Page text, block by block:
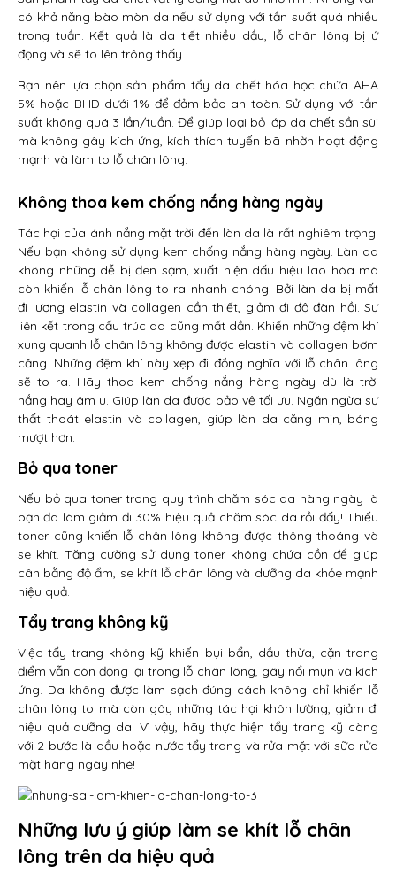
có khả năng bào mòn da nếu sử dụng với tần suất quá nhiều
trong tuần. Kết quả là da tiết nhiều dầu, lỗ chân lông bị ứ
đọng và sẽ to lên trông thấy.
Bạn nên lựa chọn sản phẩm tẩy da chết hóa học chứa AHA
5% hoặc BHD dưới 1% để đảm bảo an toàn. Sử dụng với tần
suất không quá 3 lần/tuần. Để giúp loại bỏ lớp da chết sần sùi
mà không gây kích ứng, kích thích tuyến bã nhờn hoạt động
mạnh và làm to lỗ chân lông.
Không thoa kem chống nắng hàng ngày
Tác hại của ánh nắng mặt trời đến làn da là rất nghiêm trọng.
Nếu bạn không sử dụng kem chống nắng hàng ngày. Làn da
không những dễ bị đen sạm, xuất hiện dấu hiệu lão hóa mà
còn khiến lỗ chân lông to ra nhanh chóng. Bởi làn da bị mất
đi lượng elastin và collagen cần thiết, giảm đi độ đàn hồi. Sự
liên kết trong cấu trúc da cũng mất dần. Khiến những đệm khí
xung quanh lỗ chân lông không được elastin và collagen bơm
căng. Những đệm khí này xẹp đi đồng nghĩa với lỗ chân lông
sẽ to ra. Hãy thoa kem chống nắng hàng ngày dù là trời
nắng hay âm u. Giúp làn da được bảo vệ tối ưu. Ngăn ngừa sự
thất thoát elastin và collagen, giúp làn da căng mịn, bóng
mượt hơn.
Bỏ qua toner
Nếu bỏ qua toner trong quy trình chăm sóc da hàng ngày là
bạn đã làm giảm đi 30% hiệu quả chăm sóc da rồi đấy! Thiếu
toner cũng khiến lỗ chân lông không được thông thoáng và
se khít. Tăng cường sử dụng toner không chứa cồn để giúp
cân bằng độ ẩm, se khít lỗ chân lông và dưỡng da khỏe mạnh
hiệu quả.
Tẩy trang không kỹ
Việc tẩy trang không kỹ khiến bụi bẩn, dầu thừa, cặn trang
điểm vẫn còn đọng lại trong lỗ chân lông, gây nổi mụn và kích
ứng. Da không được làm sạch đúng cách không chỉ khiến lỗ
chân lông to mà còn gây những tác hại khôn lường, giảm đi
hiệu quả dưỡng da. Vì vậy, hãy thực hiện tẩy trang kỹ càng
với 2 bước là dầu hoặc nước tẩy trang và rửa mặt với sữa rửa
mặt hàng ngày nhé!
Những lưu ý giúp làm se khít lỗ chân
lông trên da hiệu quả